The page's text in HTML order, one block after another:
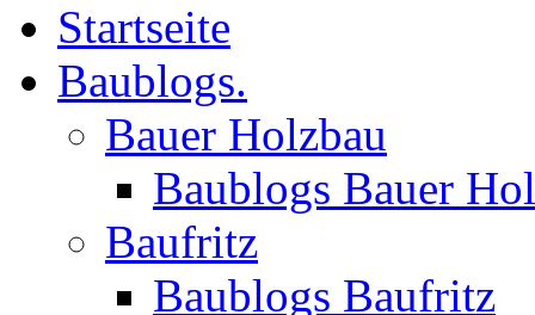
Startseite
Baublogs.
Bauer Holzbau
Baublogs Bauer
Baufritz
Baublogs Baufritz